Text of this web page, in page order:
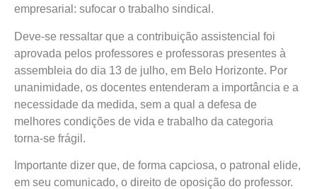
empresarial: sufocar o trabalho sindical.
Deve-se ressaltar que a contribuição assistencial foi
aprovada pelos professores e professoras presentes à
assembleia do dia 13 de julho, em Belo Horizonte. Por
unanimidade, os docentes entenderam a importância e a
necessidade da medida, sem a qual a defesa de
melhores condições de vida e trabalho da categoria
torna-se frágil.
Importante dizer que, de forma capciosa, o patronal elide,
em seu comunicado, o direito de oposição do professor.